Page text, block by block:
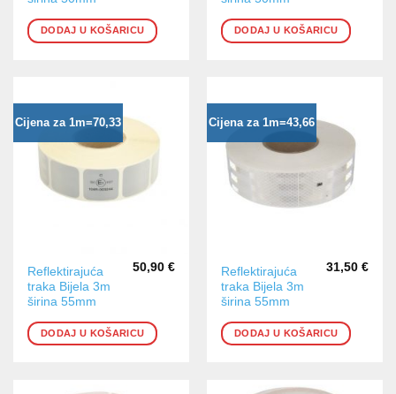
DODAJ U KOŠARICU DODAJ U KOŠARICU
Cijena za 1m=70,33
Reflektirajuća
traka Bijela 3m
širina 55mm
50,90 €
DODAJ U KOŠARICU
Cijena za 1m=43,66
Reflektirajuća
traka Bijela 3m
širina 55mm
31,50 €
DODAJ U KOŠARICU